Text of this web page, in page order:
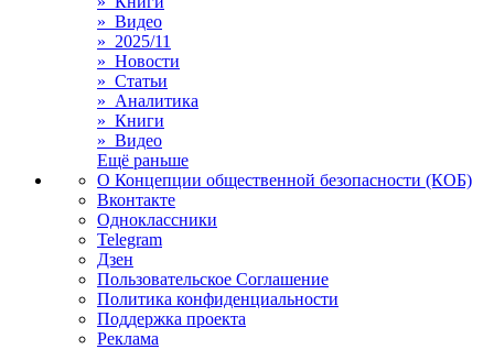
» Видео
» 2025/11
» Новости
» Статьи
» Аналитика
» Книги
» Видео
Ещё раньше
О Концепции общественной безопасности (КОБ)
Вконтакте
Одноклассники
Telegram
Дзен
Пользовательское Соглашение
Политика конфиденциальности
Поддержка проекта
Реклама